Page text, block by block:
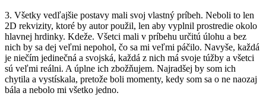
3. Všetky vedľajšie postavy mali svoj vlastný príbeh. Neboli to len
2D rekvizity, ktoré by autor použil, len aby vyplnil prostredie okolo
hlavnej hrdinky. Kdeže. Všetci mali v príbehu určitú úlohu a bez
nich by sa dej veľmi nepohol, čo sa mi veľmi páčilo. Navyše, každá
je niečím jedinečná a svojská, každá z nich má svoje túžby a všetci
sú veľmi reálni. A úplne ich zbožňujem. Najradšej by som ich
chytila a vystískala, pretože boli momenty, kedy som sa o ne naozaj
bála a nebolo mi všetko jedno.